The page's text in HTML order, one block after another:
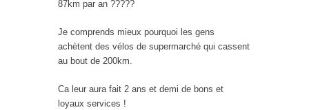
87km par an ?????
Je comprends mieux pourquoi les gens
achètent des vélos de supermarché qui cassent
au bout de 200km.
Ca leur aura fait 2 ans et demi de bons et
loyaux services !